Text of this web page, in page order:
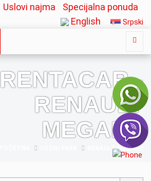
Uslovi najma
Specijalna ponuda
English
Srpski
RENTACAR -
RENAULT
MEGANE
RENAULT MEGANE